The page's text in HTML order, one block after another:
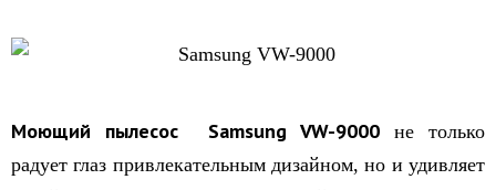
Моющий пылесос Samsung VW-9000не только
радует глаз привлекательным дизайном, но и удивляет